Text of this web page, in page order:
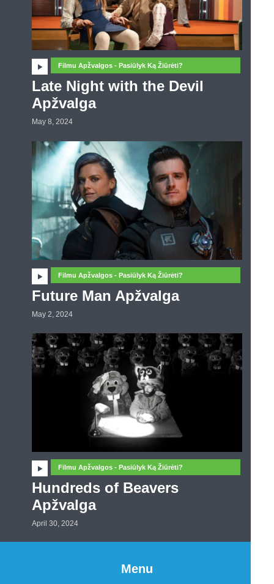
Filmu Apžvalgos - Pasiūlyk Ką Žiūrėti?
Late Night with the Devil
Apžvalga
May 8, 2024
Filmu Apžvalgos - Pasiūlyk Ką Žiūrėti?
Future Man Apžvalga
May 2, 2024
Filmu Apžvalgos - Pasiūlyk Ką Žiūrėti?
Hundreds of Beavers
Apžvalga
April 30, 2024
Menu